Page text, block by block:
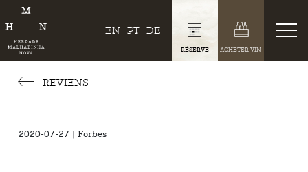
EN PT DE
RÉSERVE ACHETER VIN
REVIENS
2020-07-27 | Forbes